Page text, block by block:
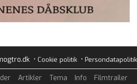
• Cookie politik• Persondatapolitik
Artikler Tema Info Filmtrailer